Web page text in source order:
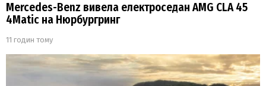
Mercedes-Benz вивела електроседан AMG CLA 45
4Matic на Нюрбургринг
11 годин тому